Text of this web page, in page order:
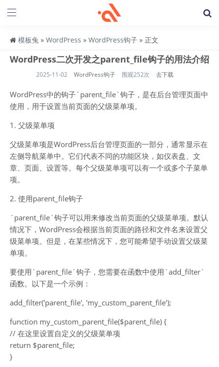
模板兔 » WordPress » WordPress钩子 » 正文
WordPress二次开发之parent_file钩子的用法介绍
2025-11-02 WordPress钩子 围观252次 去下载
WordPress中的钩子`parent_file`钩子，是在后台管理页面中
使用，用于设置当前页面的父级菜单项。
1. 父级菜单项
父级菜单项是WordPress后台管理页面的一部分，通常显示在
左侧导航菜单中。它们代表不同的功能区块，如仪表盘、文
章、页面、设置等。每个父级菜单项可以有一个或多个子菜单
项。
2. 使用parent_file钩子
`parent_file`钩子可以用来修改当前页面的父级菜单项。默认
情况下，WordPress会根据当前页面的路径和文件名来设置父
级菜单项。但是，在某些情况下，您可能希望手动设置父级菜
单项。
要使用`parent_file`钩子，您需要在函数中使用`add_filter`
函数。以下是一个示例：
add_filter('parent_file', 'my_custom_parent_file');
function my_custom_parent_file($parent_file) {
// 在这里设置自定义的父级菜单项
return $parent_file;
}